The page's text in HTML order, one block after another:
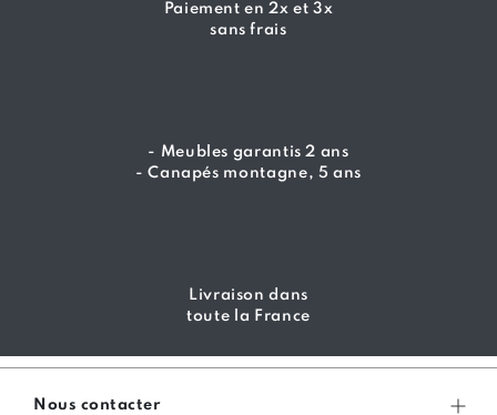
Paiement en 2x et 3x
sans frais
- Meubles garantis 2 ans
- Canapés montagne, 5 ans
Livraison dans
toute la France
Nous contacter